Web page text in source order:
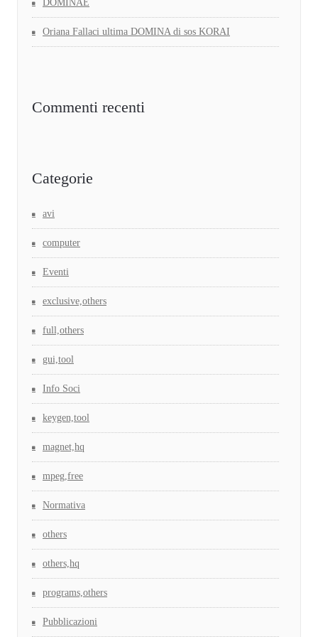
DOMINAE
Oriana Fallaci ultima DOMINA di sos KORAI
Commenti recenti
Categorie
avi
computer
Eventi
exclusive,others
full,others
gui,tool
Info Soci
keygen,tool
magnet,hq
mpeg,free
Normativa
others
others,hq
programs,others
Pubblicazioni